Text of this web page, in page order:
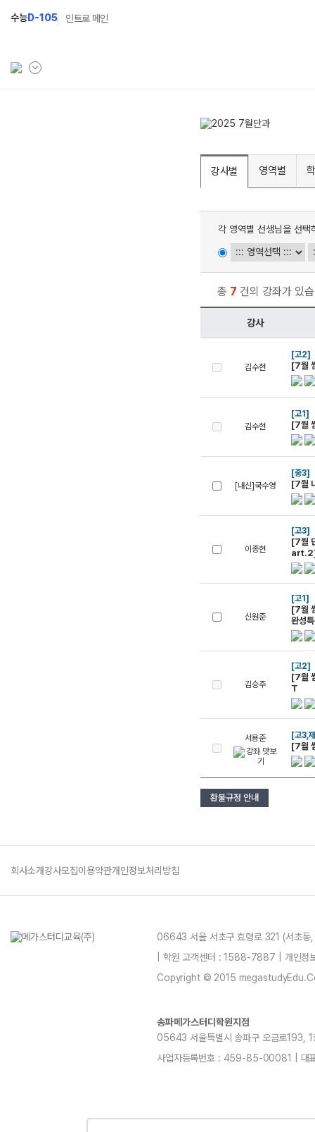
수능D-105 인트로 메인
N Class
수준별 맞춤합격시스템
2027 반수반
2027 파이널 정규반
N
2028 N수 얼리버드반
2027 N수 예체능반
2027 지역의사제 특별반
과목
Fit
Fit
강사별
각 영역별 선생님을 선택
영역별
총 7 건의 강좌가 있
강사
김수현
[고2]
[7월
김수현
[고1]
[7월
[내신]국수영
[중3]
[7월
이종현
[고3]
[7월
신원준
[고1]
[7월
완성
김승주
[고2]
[7월
T
서용준 [고3,
[7월
환불규정 안내
회사소개강사모집이용약관개인정보처리방침
06643 서울 서초구 효령로 321 (서초
| 학원 고객센터 : 1588-7887 | 개인
Copyright © 2015
송파메가스터디학원지점
05643 서울특별시 송파구 오금로
사업자등록번호 : 459-85-00081 | 대